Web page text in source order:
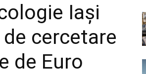
Iaşi
cercetare
de Euro